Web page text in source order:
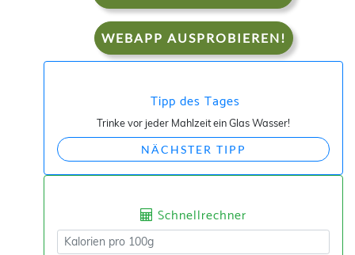
WEBAPP AUSPROBIEREN!
Tipp des Tages
Trinke vor jeder Mahlzeit ein Glas Wasser!
NÄCHSTER TIPP
Schnellrechner